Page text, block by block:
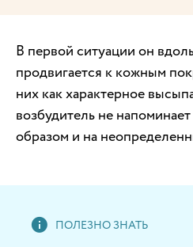
В первой ситуации он
продвигается к кожным
них как характерное
возбудитель не
образом и на